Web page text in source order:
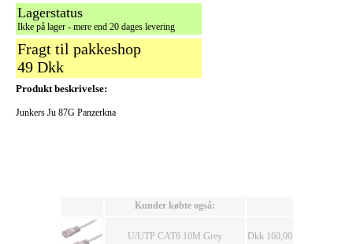
Lagerstatus
Ikke på lager - mere end 20 dages levering
Fragt til pakkeshop
49 Dkk
Produkt beskrivelse:
Junkers Ju 87G Panzerkna
Kunder købte også:
U/UTP CAT6 10M Grey Dkk 160,00